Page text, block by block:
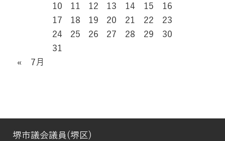
10
11 12 13 14 15
16
17
18 19 20 21 22
23
24
25 26 27 28 29
30
31
« 7月
堺市議会議員(堺区)